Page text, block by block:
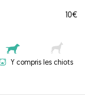
10€
Y compris les chiots